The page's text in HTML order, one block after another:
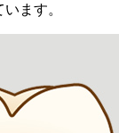
ます。